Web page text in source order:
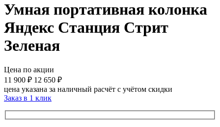
Умная портативная колонка
Яндекс Станция Стрит
Зеленая
Цена по акции
11 900 ₽ 12 650 ₽
цена указана за наличный расчёт с учётом скидки
Заказ в 1 клик